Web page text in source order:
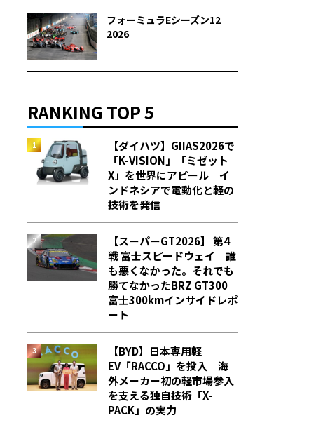
フォーミュラEシーズン12
2026
RANKING TOP 5
【ダイハツ】GIIAS2026で
「K-VISION」「ミゼット
X」を世界にアピール イ
ンドネシアで電動化と軽の
技術を発信
【スーパーGT2026】 第4
戦 富士スピードウェイ 誰
も悪くなかった。それでも
勝てなかった――BRZ GT300
富士300kmインサイドレポ
ート
【BYD】日本専用軽
EV「RACCO」を投入 海
外メーカー初の軽市場参入
を支える独自技術「X-
PACK」の実力